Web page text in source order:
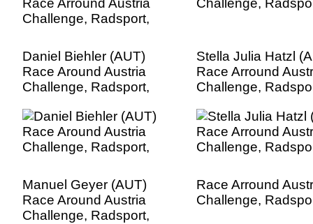
Daniel Biehler (AUT)
Race Around Austria
Challenge, Radsport,
Stella Julia Hatzl
Race Arround
Challenge,
Manuel Geyer (AUT)
Race Around Austria
Challenge, Radsport,
Race Arround
Challenge,